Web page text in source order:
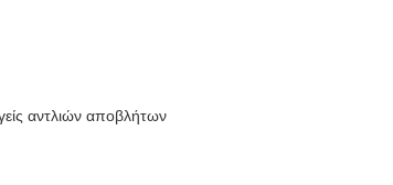
αντλιών αποβλήτων